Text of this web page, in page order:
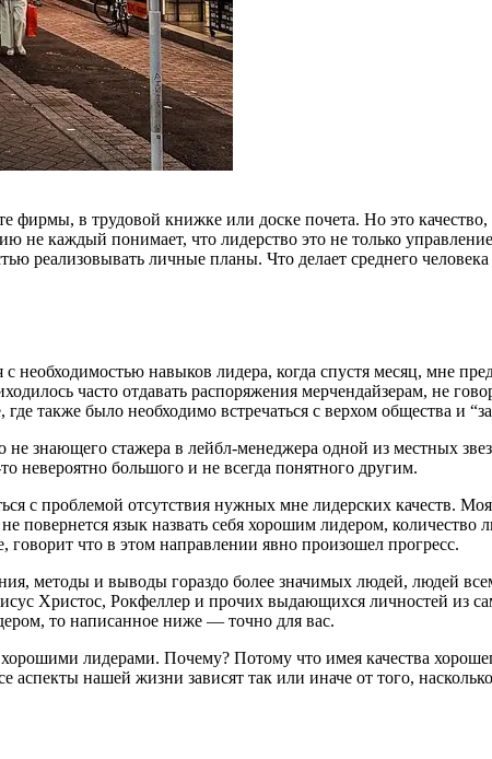
фирмы, в трудовой книжке или доске почета. Но это
каждый понимает, что лидерство это не только
реализовывать личные планы. Что делает среднего человека
необходимостью навыков лидера, когда спустя месяц, мне
часто отдавать распоряжения мерчендайзерам, не
также было необходимо встречаться с верхом общества и
знающего стажера в лейбл-менеджера одной из местных
большого и не всегда понятного другим.
с проблемой отсутствия нужных мне лидерских качеств.
язык назвать себя хорошим лидером, количество
что в этом направлении явно произошел прогресс.
методы и выводы гораздо более значимых людей, людей
Христос, Рокфеллер и прочих выдающихся личностей из
то написанное ниже — точно для вас.
лидерами. Почему? Потому что имея качества
аспекты нашей жизни зависят так или иначе от того,